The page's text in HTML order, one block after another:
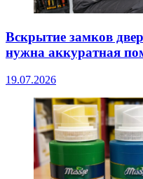
Вскрытие замков
нужна аккуратная
19.07.2026